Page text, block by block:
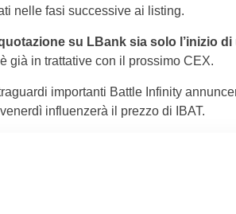
nelle fasi successive ai listing.
su LBank sia solo l’inizio
già in trattative con il prossimo CEX.
importanti Battle Infinity
influenzerà il prezzo di IBAT.